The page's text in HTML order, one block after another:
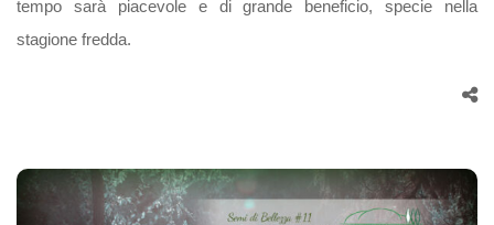
tempo sarà piacevole e di grande beneficio, specie nella
stagione fredda.